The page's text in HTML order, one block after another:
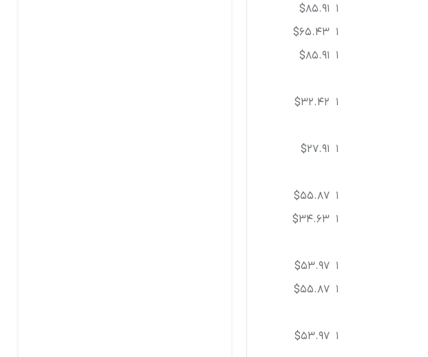
1
$85.91
1
$65.43
1
$85.91
1
$32.42
1
$27.91
1
$55.87
1
$34.63
1
$53.97
1
$55.87
1
$53.97